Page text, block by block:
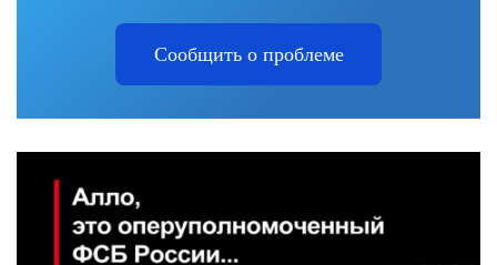
Сообщить о проблеме